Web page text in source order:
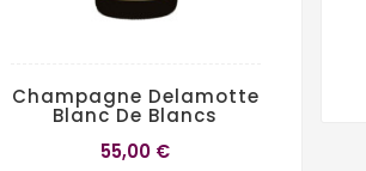
Champagne Delamotte
Blanc De Blancs
55,00 €